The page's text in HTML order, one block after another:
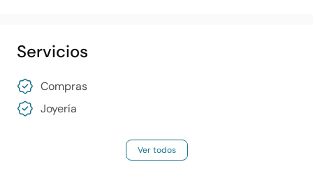
Servicios
Compras
Joyería
Ver todos